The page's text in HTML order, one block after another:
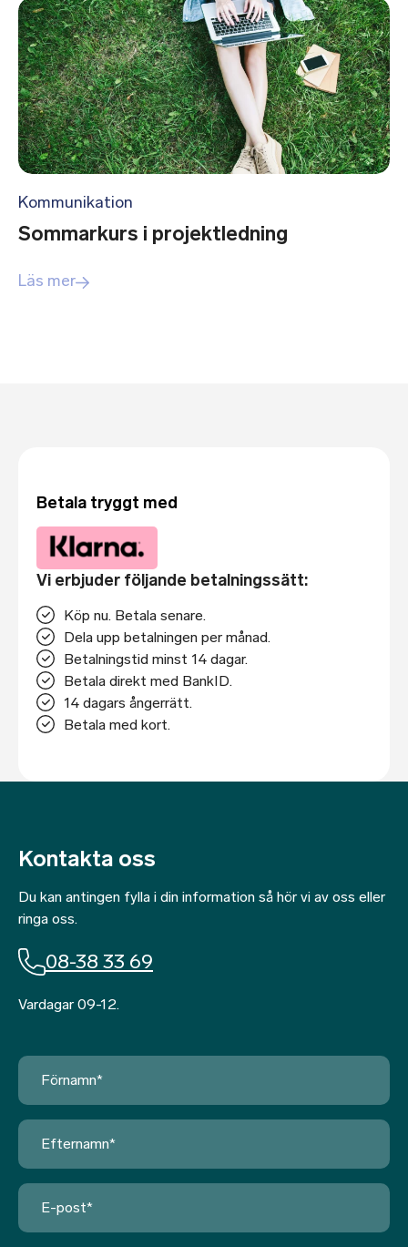
Kommunikation
Sommarkurs i projektledning
Läs mer
Betala tryggt med
Vi erbjuder följande betalningssätt:
Köp nu. Betala senare.
Dela upp betalningen per månad.
Betalningstid minst 14 dagar.
Betala direkt med BankID.
14 dagars ångerrätt.
Betala med kort.
Kontakta oss
Du kan antingen fylla i din information så hör vi av oss eller
ringa oss.
08-38 33 69
Vardagar 09-12.
Förnamn
Efternamn
E-
post